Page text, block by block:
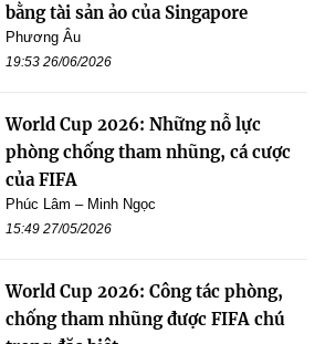
bằng tài sản ảo của Singapore
Phương Âu
19:53 26/06/2026
World Cup 2026: Những nỗ lực
phòng chống tham nhũng, cá cược
của FIFA
Phúc Lâm – Minh Ngọc
15:49 27/05/2026
World Cup 2026: Công tác phòng,
chống tham nhũng được FIFA chú